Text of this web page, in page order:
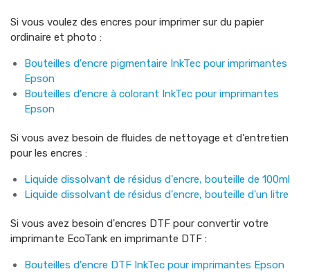
Si vous voulez des encres pour imprimer sur du papier
ordinaire et photo :
Bouteilles d'encre pigmentaire InkTec pour imprimantes
Epson
Bouteilles d'encre à colorant InkTec pour imprimantes
Epson
Si vous avez besoin de fluides de nettoyage et d'entretien
pour les encres :
Liquide dissolvant de résidus d'encre, bouteille de 100ml
Liquide dissolvant de résidus d'encre, bouteille d'un litre
Si vous avez besoin d'encres DTF pour convertir votre
imprimante EcoTank en imprimante DTF :
Bouteilles d'encre DTF InkTec pour imprimantes Epson